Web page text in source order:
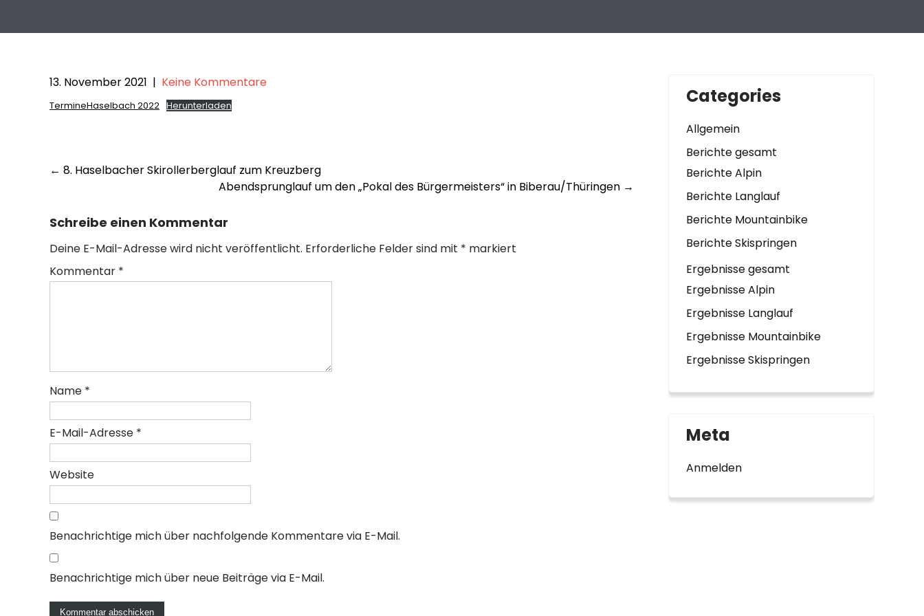
13. November 2021 | Keine Kommentare
TermineHaselbach 2022 Herunterladen
Post
← 8. Haselbacher Skirollerberglauf zum Kreuzberg
Abendsprunglauf um den „Pokal des Bürgermeisters“ in Biberau/Thüringen →
Schreibe einen Kommentar
Deine E-Mail-Adresse wird nicht veröffentlicht. Erforderliche Felder sind mit * markiert
Kommentar *
Name *
E-Mail-Adresse *
Website
Benachrichtige mich über nachfolgende Kommentare via E-Mail.
Benachrichtige mich über neue Beiträge via E-Mail.
Categories
Allgemein
Berichte gesamt
Berichte Alpin
Berichte Langlauf
Berichte Mountainbike
Berichte Skispringen
Ergebnisse gesamt
Ergebnisse Alpin
Ergebnisse Langlauf
Ergebnisse Mountainbike
Ergebnisse Skispringen
Meta
Anmelden